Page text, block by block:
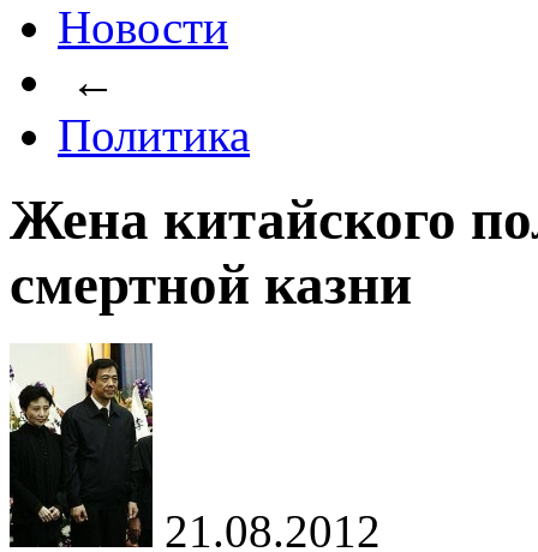
Новости
←
Политика
Жена китайского
смертной казни
21.08.2012